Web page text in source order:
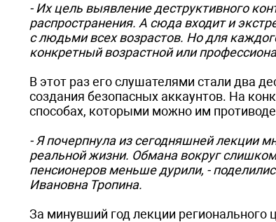
- Их цель выявление деструктивного
распространения. А сюда входит и
с людьми всех возрастов. Но для
конкретный возрастной или
В этот раз его слушателями стали два
создания безопасных аккаунтов. На
способах, которыми можно им
- Я почерпнула из сегодняшней лекции
реальной жизни. Обмана вокруг
пенсионеров меньше дурили, -
Ивановна Тропина.
За минувший год лекции регионального